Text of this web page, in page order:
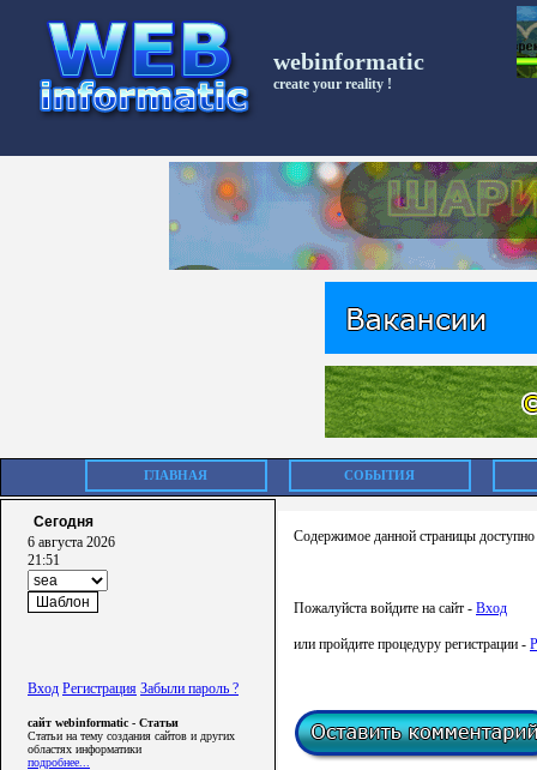
webinformatic
create your reality !
ГЛАВНАЯ СОБЫТИЯ
Сегодня
6 августа 2026
21:51
Вход Регистрация Забыли пароль ?
сайт webinformatic - Статьи
Статьи на тему создания сайтов и других
областях информатики
подробнее...
Содержимое данной страницы
Пожалуйста войдите на сайт - Вход
или пройдите процедуру регистрации -